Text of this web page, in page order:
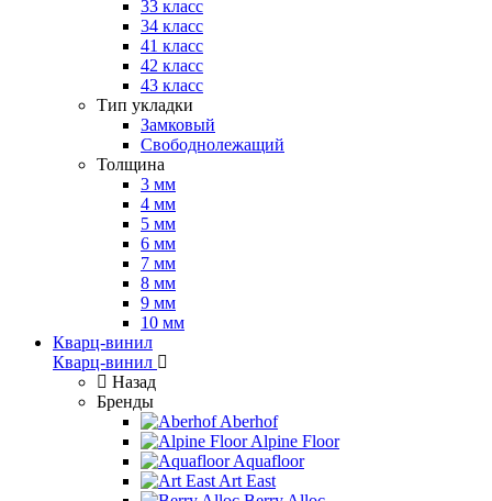
33 класс
34 класс
41 класс
42 класс
43 класс
Тип укладки
Замковый
Свободнолежащий
Толщина
3 мм
4 мм
5 мм
6 мм
7 мм
8 мм
9 мм
10 мм
Кварц-винил
Кварц-винил
Назад
Бренды
Aberhof
Alpine Floor
Aquafloor
Art East